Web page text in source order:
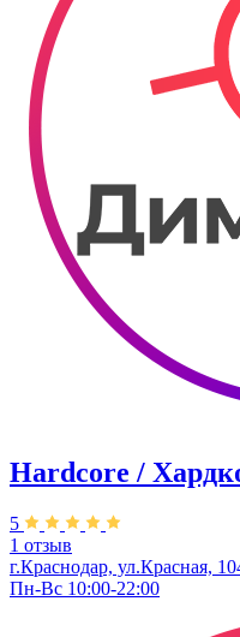
Hardcore /
5
1 отзыв
г.Краснодар, ул.Красная,
Пн-Вс 10:00-22:00